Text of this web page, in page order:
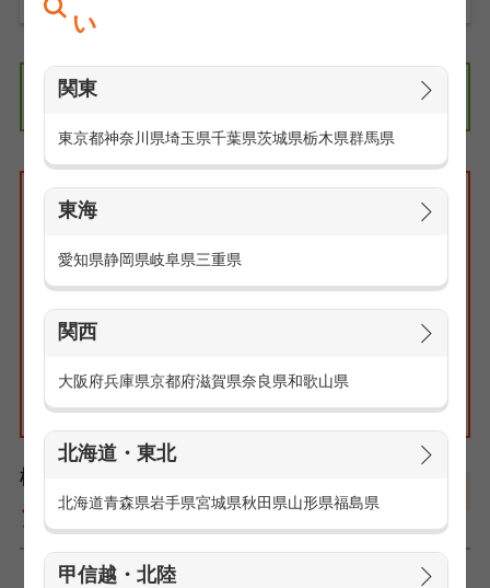
い
関東
東京都神奈川県埼玉県千葉県茨城県栃木県群馬県
東海
愛知県静岡県岐阜県三重県
関西
大阪府兵庫県京都府滋賀県奈良県和歌山県
北海道・東北
北海道青森県岩手県宮城県秋田県山形県福島県
甲信越・北陸
検索条件
エリア：指定無し
こだわり：指定無し
検索結果一覧
1,394